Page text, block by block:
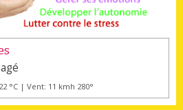
°C | Vent: 11 kmh 280°